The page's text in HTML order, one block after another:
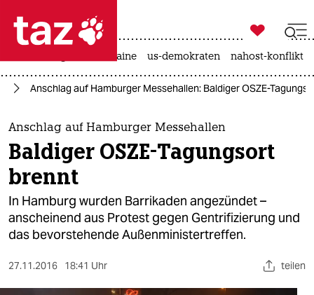
 taz zahl ich
taz zahl ich
themen
politik
öko
gesellschaft
sport

taz zahl ich
krieg in der ukraine us-demokraten nahost-konflikt
Anschlag auf Hamburger Messehallen: Baldiger OSZE-
Anschlag auf Hamburger Messehallen
Baldiger OSZE-Tagungsort
brennt
In Hamburg wurden Barrikaden angezündet –
anscheinend aus Protest gegen Gentrifizierung und
das bevorstehende Außenministertreffen.
27.11.2016 18:41 Uhr teilen